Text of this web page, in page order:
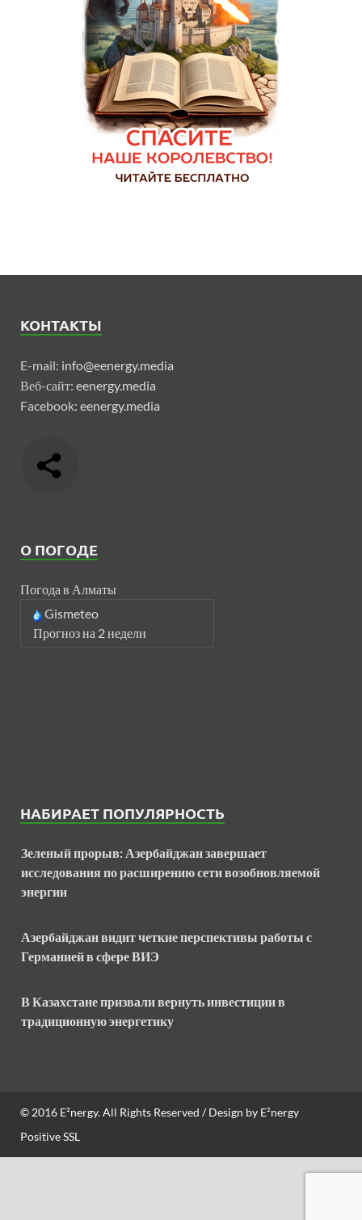
КОНТАКТЫ
E-mail: info@eenergy.media
Веб-сайт: eenergy.media
Facebook: eenergy.media
О ПОГОДЕ
Погода в Алматы
Gismeteo
Прогноз на 2 недели
НАБИРАЕТ ПОПУЛЯРНОСТЬ
Зеленый прорыв: Азербайджан завершает
исследования по расширению сети возобновляемой
энергии
Азербайджан видит четкие перспективы работы с
Германией в сфере ВИЭ
В Казахстане призвали вернуть инвестиции в
традиционную энергетику
© 2016 E²nergy. All Rights Reserved / Design by E²nergy
Positive SSL